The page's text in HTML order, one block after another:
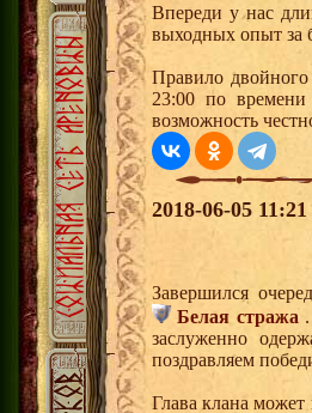
Впереди у нас
выходных опыт за
Правило
23:00 по
возможность
2018-06-05
Завершился
Белая стража
заслуженно
поздравляем
Глава клана может